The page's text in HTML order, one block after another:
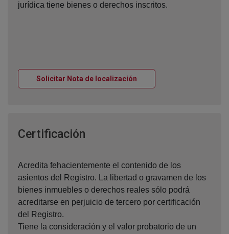
jurídica tiene bienes o derechos inscritos.
Solicitar Nota de localización
Certificación
Acredita fehacientemente el contenido de los
asientos del Registro. La libertad o gravamen de los
bienes inmuebles o derechos reales sólo podrá
acreditarse en perjuicio de tercero por certificación
del Registro.
Tiene la consideración y el valor probatorio de un